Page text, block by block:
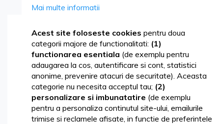
Skip
the
end
the
images
gallery
Mai multe informatii
Acest site foloseste cookies pentru doua
categorii majore de functionalitati: (1)
functionarea esentiala (de exemplu pentru
adaugarea la cos, autentificare si cont, statistici
anonime, prevenire atacuri de securitate). Aceasta
categorie nu necesita acceptul tau; (2)
personalizare si imbunatatire (de exemplu
pentru a personaliza continutul site-ului, emailurile
trimise si reclamele afisate, in functie de preferintele